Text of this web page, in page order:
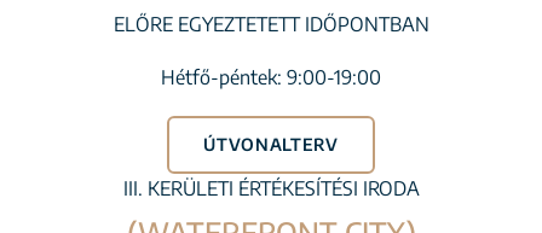
ELŐRE EGYEZTETETT IDŐPONTBAN
Hétfő-péntek: 9:00-19:00
ÚTVONALTERV
III. KERÜLETI ÉRTÉKESÍTÉSI IRODA